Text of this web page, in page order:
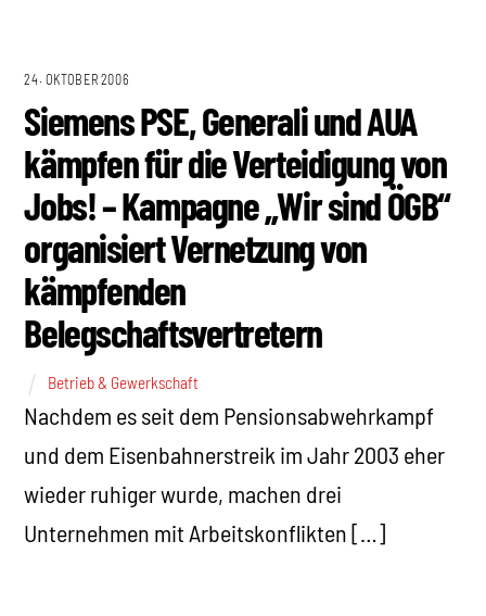
24. OKTOBER 2006
Siemens PSE, Generali und AUA
kämpfen für die Verteidigung von
Jobs! – Kampagne „Wir sind ÖGB“
organisiert Vernetzung von
kämpfenden
Belegschaftsvertretern
Betrieb & Gewerkschaft
Nachdem es seit dem Pensionsabwehrkampf
und dem Eisenbahnerstreik im Jahr 2003 eher
wieder ruhiger wurde, machen drei
Unternehmen mit Arbeitskonflikten […]